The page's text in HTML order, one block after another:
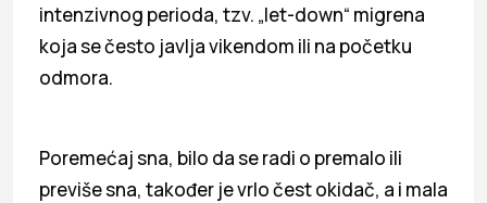
intenzivnog perioda, tzv. „let-down“ migrena
koja se često javlja vikendom ili na početku
odmora.
Poremećaj sna, bilo da se radi o premalo ili
previše sna, također je vrlo čest okidač, a i mala